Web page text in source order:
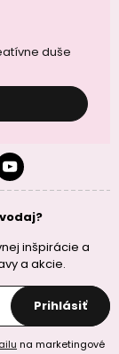
duše
inšpirácie a
a akcie.
Prihlásiť
na marketingové